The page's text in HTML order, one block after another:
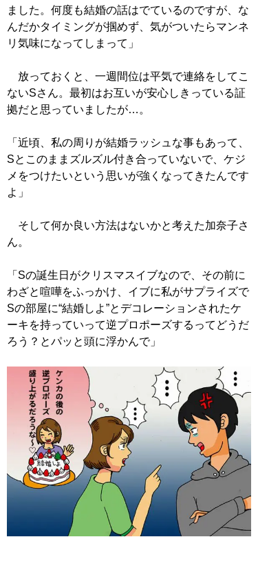
ました。何度も結婚の話はでているのですが、な
んだかタイミングが掴めず、気がついたらマンネ
リ気味になってしまって」
放っておくと、一週間位は平気で連絡をしてこ
ないSさん。最初はお互いが安心しきっている証
拠だと思っていましたが…。
「近頃、私の周りが結婚ラッシュな事もあって、
Sとこのままズルズル付き合っていないで、ケジ
メをつけたいという思いが強くなってきたんです
よ」
そして何か良い方法はないかと考えた加奈子さ
ん。
「Sの誕生日がクリスマスイブなので、その前に
わざと喧嘩をふっかけ、イブに私がサプライズで
Sの部屋に“結婚しよ”とデコレーションされたケ
ーキを持っていって逆プロポーズするってどうだ
ろう？とパッと頭に浮かんで」